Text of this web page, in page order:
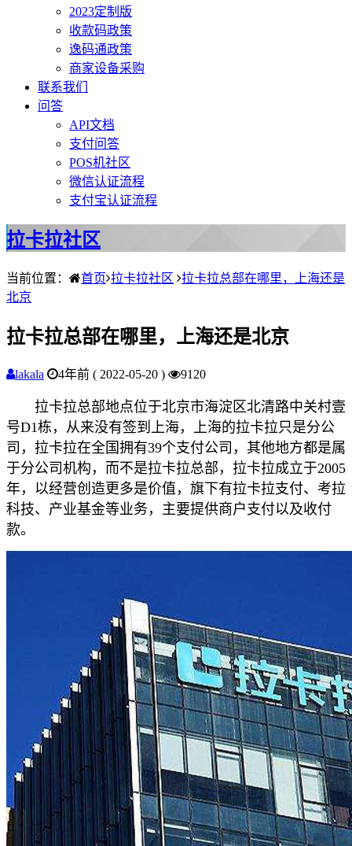
2023定制版
收款码政策
逸码通政策
商家设备采购
联系我们
问答
API文档
支付问答
POS机社区
微信认证流程
支付宝认证流程
拉卡拉社区
当前位置： 首页 拉卡拉社区
拉卡拉总部在哪里，上海还是
北京
拉卡拉总部在哪里，上海还是北京
lakala 4年前 ( 2022-05-20 ) 9120
拉卡拉总部地点位于北京市海淀区北清路中关村壹
号D1栋，从来没有签到上海，上海的拉卡拉只是分公
司，拉卡拉在全国拥有39个支付公司，其他地方都是属
于分公司机构，而不是拉卡拉总部，拉卡拉成立于2005
年，以经营创造更多是价值，旗下有拉卡拉支付、考拉
科技、产业基金等业务，主要提供商户支付以及收付
款。